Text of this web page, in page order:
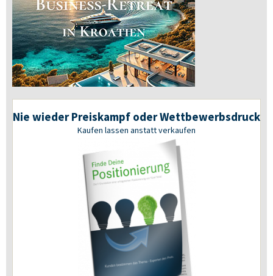
Nie wieder Preiskampf oder Wettbewerbsdruck
Kaufen lassen anstatt verkaufen